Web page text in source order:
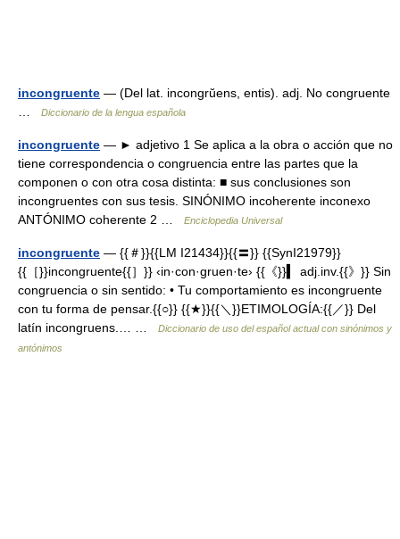
incongruente — (Del lat. incongrŭens, entis). adj. No congruente
Diccionario de la lengua española
incongruente — ► adjetivo 1 Se aplica a la obra o acción que no
tiene correspondencia o congruencia entre las partes que la
componen o con otra cosa distinta: ■ sus conclusiones son
incongruentes con sus tesis. SINÓNIMO incoherente inconexo
ANTÓNIMO coherente 2 …
Enciclopedia Universal
incongruente — {{＃}}{{LM I21434}}{{〓}} {{SynI21979}}
{{［}}incongruente{{］}} ‹in·con·gruen·te› {{《}}▍ adj.inv.{{》}} Sin
congruencia o sin sentido: • Tu comportamiento es incongruente
con tu forma de pensar.{{○}} {{★}}{{＼}}ETIMOLOGÍA:{{／}} Del
latín incongruens.… …
Diccionario de uso del español actual con sinónimos y
antónimos